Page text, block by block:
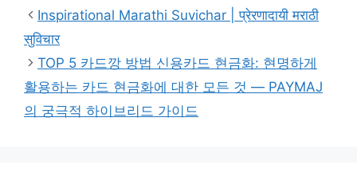
Inspirational Marathi Suvichar | प्रेरणादायी मराठी
सुविचार
TOP 5 카드깡 방법 신용카드 현금화: 현명하게
활용하는 카드 현금화에 대한 모든 것 — PAYMAJ
의 궁극적 하이브리드 가이드